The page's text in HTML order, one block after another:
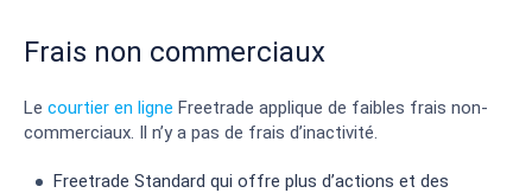
Frais non commerciaux
Le courtier en ligne Freetrade applique de faibles frais non-
commerciaux. Il n’y a pas de frais d’inactivité.
Freetrade Standard qui offre plus d’actions et des